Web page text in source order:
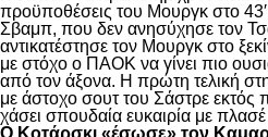
προϋποθέσεις του Μουργκ στο
Σβαμπ, που δεν ανησύχησε τον
αντικατέστησε τον Μουργκ στο
με στόχο ο ΠΑΟΚ να γίνει πιο
από τον άξονα. Η πρώτη τελική
με άστοχο σουτ του Σάστρε εκτός
χάσει σπουδαία ευκαιρία με
Ο Κοτάρσκι «έσωσε» τον